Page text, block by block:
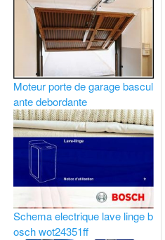
Moteur porte de garage bascul
ante debordante
Schema electrique lave linge b
osch wot24351ff